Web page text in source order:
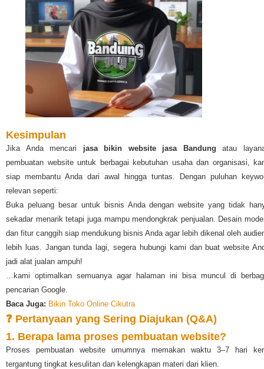
Kesimpulan
Jika Anda mencari jasa bikin website jasa Bandung atau
pembuatan website untuk berbagai kebutuhan usaha dan organisasi,
siap membantu Anda dari awal hingga tuntas. Dengan puluhan
relevan seperti:
Buka peluang besar untuk bisnis Anda dengan website yang tidak
sekadar menarik tetapi juga mampu mendongkrak penjualan. Desain
dan fitur canggih siap mendukung bisnis Anda agar lebih dikenal oleh
lebih luas. Jangan tunda lagi, segera hubungi kami dan buat website
jadi alat jualan ampuh!
…kami optimalkan semuanya agar halaman ini bisa muncul di
pencarian Google.
Baca Juga: Bikin Toko Online Cikutra
❓ Pertanyaan yang Sering Diajukan (Q&A)
1. Berapa lama proses pembuatan website?
Proses pembuatan website umumnya memakan waktu 3–7 hari
tergantung tingkat kesulitan dan kelengkapan materi dari klien.